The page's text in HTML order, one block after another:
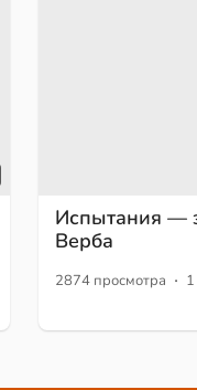
Испытания —
Верба
2874 просмотра ·